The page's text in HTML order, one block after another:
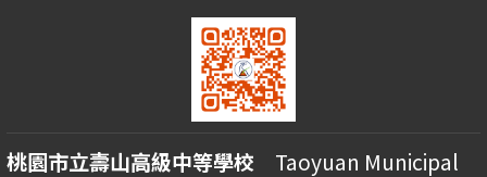
桃園市立壽山高級中等學校 Taoyuan Municipal